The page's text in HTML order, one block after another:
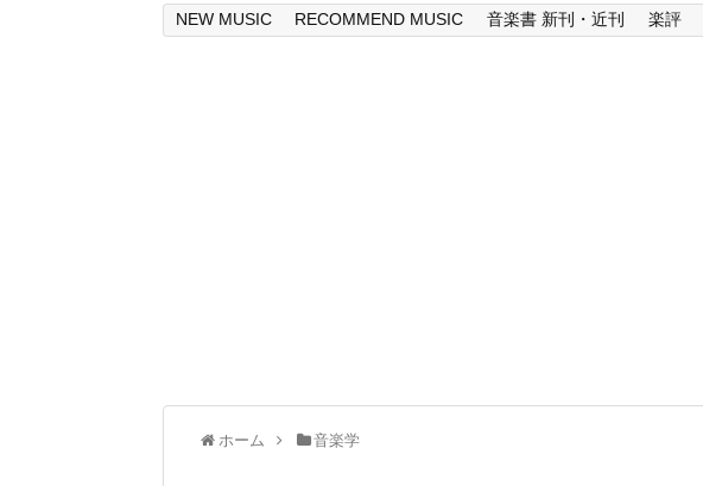
NEW MUSIC RECOMMEND MUSIC 音楽書 新刊・近刊 楽評
ホーム 音楽学